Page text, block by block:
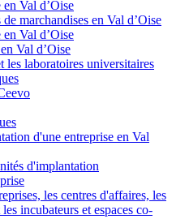
Val d’Oise
marchandises en Val d’Oise
Val d’Oise
Val d’Oise
les laboratoires universitaires
d'une entreprise en Val
d'implantation
les centres d'affaires, les
incubateurs et espaces co-